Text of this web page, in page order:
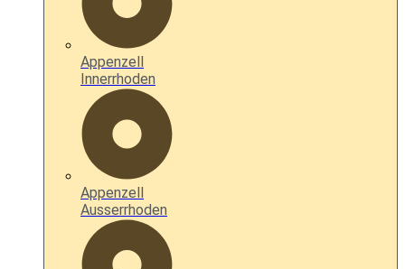
Appenzell
Innerrhoden
Appenzell
Ausserrhoden